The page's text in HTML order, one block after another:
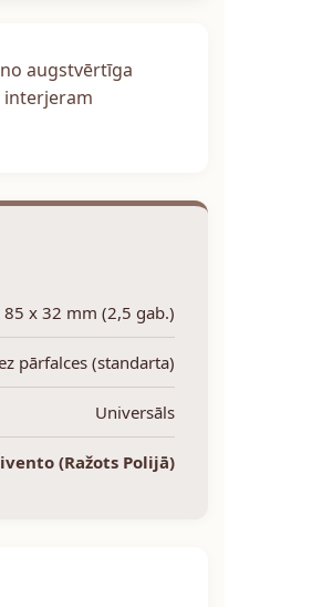
augstvērtīga
interjeram
x 32 mm (2,5 gab.)
pārfalces (standarta)
Universāls
(Ražots Polijā)